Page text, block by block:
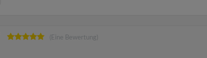
(Eine Bewertung)